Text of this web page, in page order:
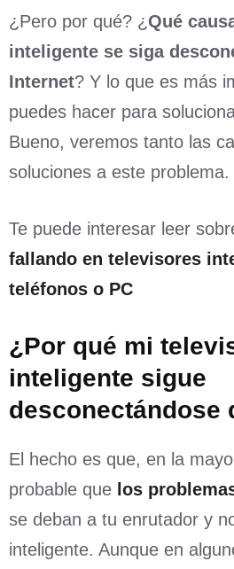
¿Pero por qué? ¿Qué
inteligente se siga
Internet? Y lo que es más
puedes hacer para
Bueno, veremos tanto las
soluciones a este problema.
Te puede interesar leer
fallando en televisores
teléfonos o PC
¿Por qué mi
inteligente sigue
desconectándose
El hecho es que, en la
probable que los
se deban a tu enrutador y
inteligente. Aunque en